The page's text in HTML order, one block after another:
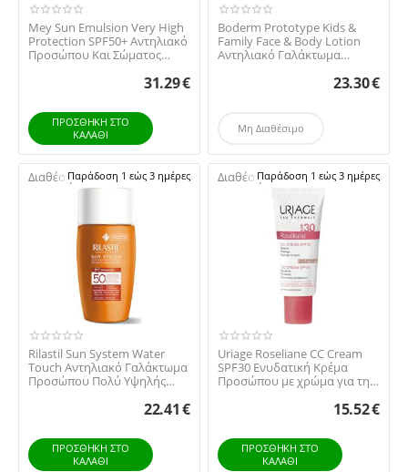
Mey Sun Emulsion Very High
Protection SPF50+ Αντηλιακό
Προσώπου Και Σώματος
31.29€
ΠΡΟΣΘΉΚΗ ΣΤΟ
ΚΑΛΆΘΙ
Boderm Prototype Kids &
Family Face & Body Lotion
Αντηλιακό Γαλάκτωμα
23.30€
Μη Διαθέσιμο
Διαθέσιμο:Παράδοση 1 εώς 3 ημέρες
Rilastil Sun System Water
Touch Αντηλιακό Γαλάκτωμα
Προσώπου Πολύ Υψηλής
22.41€
ΠΡΟΣΘΉΚΗ ΣΤΟ
ΚΑΛΆΘΙ
Διαθέσιμο:Παράδοση 1 εώς 3 ημέρες
Uriage Roseliane CC Cream
SPF30 Ενυδατική Κρέμα
Προσώπου με χρώμα για την
15.52€
ΠΡΟΣΘΉΚΗ ΣΤΟ
ΚΑΛΆΘΙ